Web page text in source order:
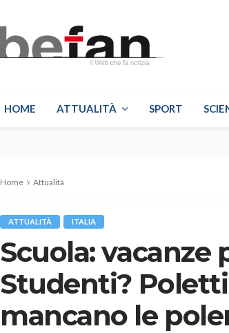
HOME ATTUALITÀ SPORT
Home Attualità
ATTUALITÀ ITALIA
Scuola:
Studenti?
mancano le